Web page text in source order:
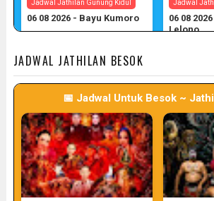
Jadwal Jathilan Gunung Kidul
06 08 2026 - Bayu Kumoro
Jadwal
06 08
Lelono
Jadwal Jathilan Gunung Kidul
06 08 2026 - Wahyu Budoyo
JADWAL JATHILAN BESOK
📅 Jadwal Untuk Besok ~